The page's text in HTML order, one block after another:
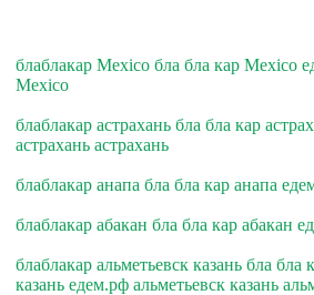
блаблакар Mexico бла бла кар Mexico
Mexico
блаблакар астрахань бла бла кар
астрахань астрахань
блаблакар анапа бла бла кар анапа
блаблакар абакан бла бла кар абакан
блаблакар альметьевск казань бла бла
казань едем.рф альметьевск казань